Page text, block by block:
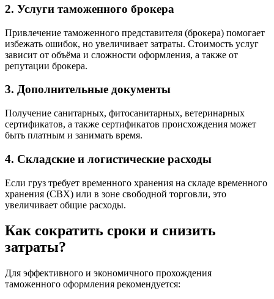
2. Услуги таможенного брокера
Привлечение таможенного представителя (брокера) помогает
избежать ошибок, но увеличивает затраты. Стоимость услуг
зависит от объёма и сложности оформления, а также от
репутации брокера.
3. Дополнительные документы
Получение санитарных, фитосанитарных, ветеринарных
сертификатов, а также сертификатов происхождения может
быть платным и занимать время.
4. Складские и логистические расходы
Если груз требует временного хранения на складе временного
хранения (СВХ) или в зоне свободной торговли, это
увеличивает общие расходы.
Как сократить сроки и снизить
затраты?
Для эффективного и экономичного прохождения
таможенного оформления рекомендуется: